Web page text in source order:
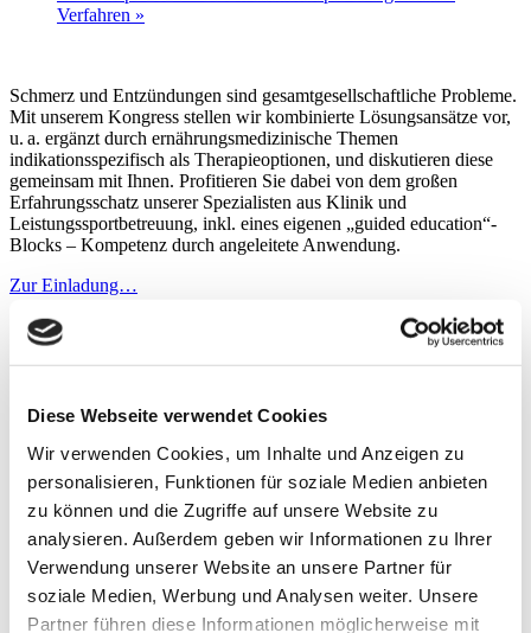
Diese Webseite verwendet Cookies
Wir verwenden Cookies, um Inhalte und Anzeigen zu
personalisieren, Funktionen für soziale Medien anbieten
zu können und die Zugriffe auf unsere Website zu
analysieren. Außerdem geben wir Informationen zu Ihrer
Verwendung unserer Website an unsere Partner für
soziale Medien, Werbung und Analysen weiter. Unsere
Partner führen diese Informationen möglicherweise mit
Verfahren »
Schmerz und Entzündungen sind gesamtgesellschaftliche Probleme.
Mit unserem Kongress stellen wir kombinierte Lösungsansätze vor,
u. a. ergänzt durch ernährungsmedizinische Themen
indikationsspezifisch als Therapieoptionen, und diskutieren diese
gemeinsam mit Ihnen. Profitieren Sie dabei von dem großen
Erfahrungsschatz unserer Spezialisten aus Klinik und
Leistungssportbetreuung, inkl. eines eigenen „guided education“-
Blocks – Kompetenz durch angeleitete Anwendung.
Zur Einladung…